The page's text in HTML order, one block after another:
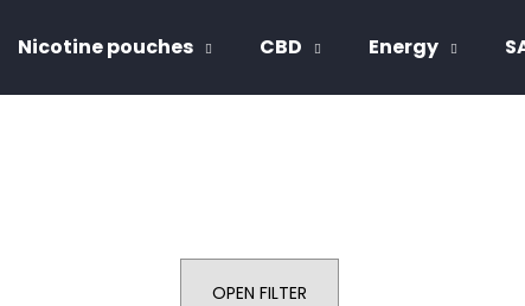
Nicotine pouches CBD Energy
OPEN FILTER